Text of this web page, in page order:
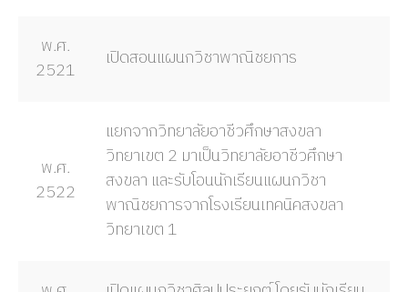
พ.ศ.
2521
เปิดสอนแผนกวิชาพาณิชยการ
พ.ศ.
2522
แยกจากวิทยาลัยอาชีวศึกษาสงขลา
วิทยาเขต 2 มาเป็นวิทยาลัยอาชีวศึกษา
สงขลา และรับโอนนักเรียนแผนกวิชา
พาณิชยการจากโรงเรียนเทคนิคสงขลา
วิทยาเขต 1